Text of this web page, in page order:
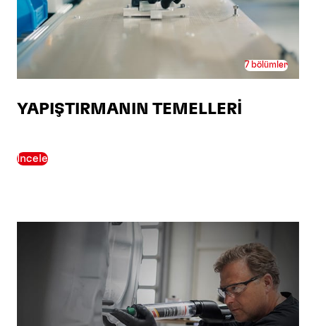
7 bölümler
YAPIŞTIRMANIN TEMELLERİ
İncele